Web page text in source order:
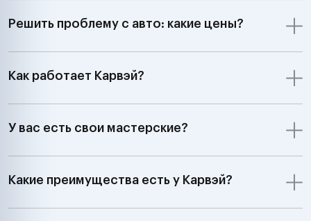
Решить проблему с авто: какие цены?
Как работает Карвэй?
У вас есть свои мастерские?
Какие преимущества есть у Карвэй?